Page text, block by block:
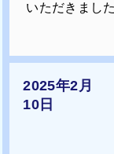
いただきました
2025年2月
10日